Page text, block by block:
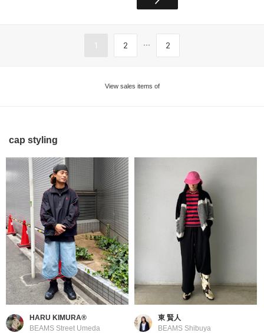
1 2 ... 2
View sales items of
cap styling
HARU KIMURA®️
BEAMS Street Umeda
東 賢人
BEAMS Shibuya